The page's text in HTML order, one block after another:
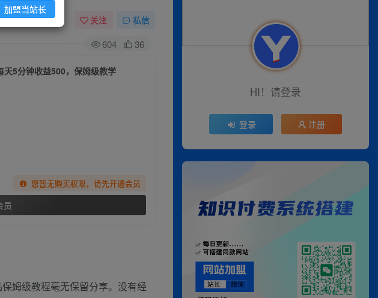
关注 私信
604 36
天5分钟收益500，保姆级教学
您暂无购买权限，请先开通会员
员
姆级教程毫无保留分享。没有经
HI！请登录
登录 注册
加盟当站长